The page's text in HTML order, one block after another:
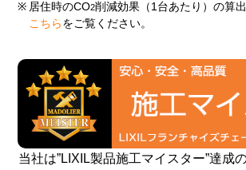
※ 居住時のCO2削減効果（1台あたり）の算
こちら をご覧ください。
当社は”LIXIL製品施工マイスター”達成